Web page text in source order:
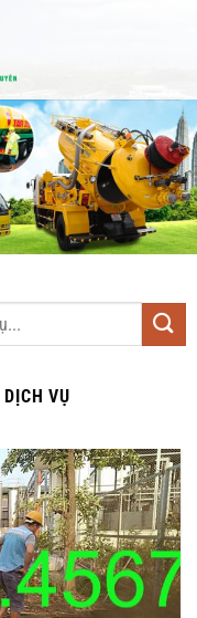
DỊCH VỤ